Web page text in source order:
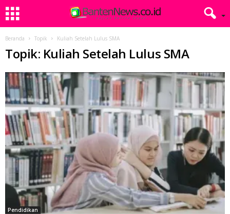
Beranda Topik Kuliah Setelah Lulus SMA
Topik: Kuliah Setelah Lulus SMA
Pendidikan